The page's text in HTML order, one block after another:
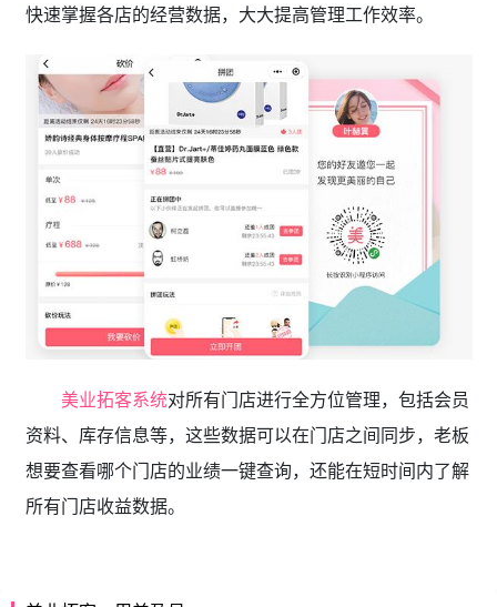
快速掌握各店的经营数据，大大提高管理工作效率。
美业拓客系统对所有门店进行全方位管理，包括会员
资料、库存信息等，这些数据可以在门店之间同步，老板
想要查看哪个门店的业绩一键查询，还能在短时间内了解
所有门店收益数据。